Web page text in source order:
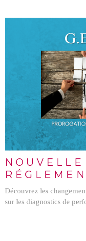
NOUVELLE
Découvrez les
sur les diagnostics de